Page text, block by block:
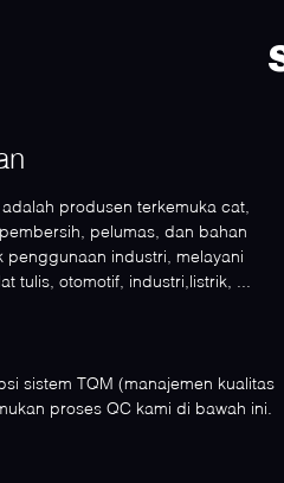
produsen terkemuka cat,
pelumas, dan bahan
penggunaan industri, melayani
tulis, otomotif, industri,listrik, ...
sistem TQM (manajemen kualitas
proses QC kami di bawah ini.